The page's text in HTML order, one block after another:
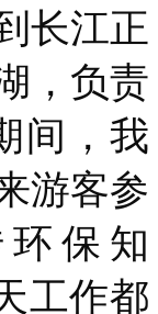
长江正
，负责
间，我
游客参
保知
工作都